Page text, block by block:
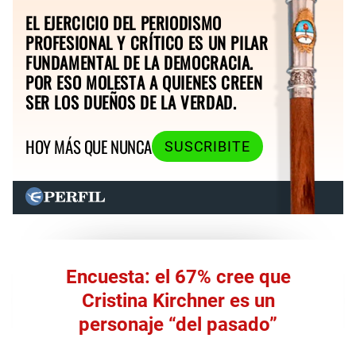
EL EJERCICIO DEL PERIODISMO
PROFESIONAL Y CRÍTICO ES UN PILAR
FUNDAMENTAL DE LA DEMOCRACIA.
POR ESO MOLESTA A QUIENES CREEN
SER LOS DUEÑOS DE LA VERDAD.
HOY MÁS QUE NUNCA
SUSCRIBITE
Encuesta: el 67% cree que
Cristina Kirchner es un
personaje “del pasado”